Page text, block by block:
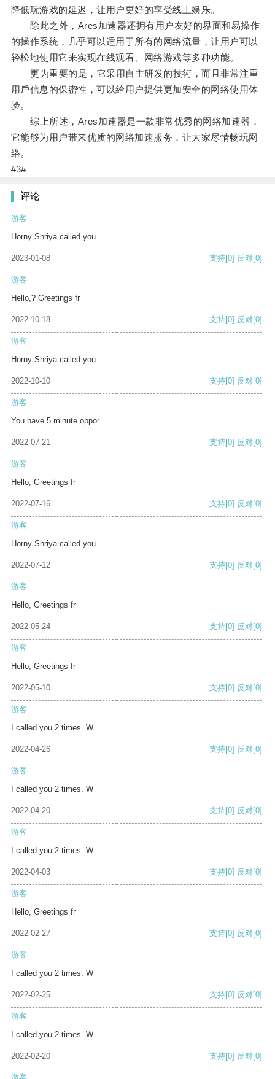
降低玩游戏的延迟，让用户更好的享受线上娱乐。
除此之外，Ares加速器还拥有用户友好的界面和易操作
的操作系统，几乎可以适用于所有的网络流量，让用户可以
轻松地使用它来实现在线观看、网络游戏等多种功能。
更为重要的是，它采用自主研发的技術，而且非常注重
用戶信息的保密性，可以給用户提供更加安全的网络使用体
验。
综上所述，Ares加速器是一款非常优秀的网络加速器，
它能够为用户带来优质的网络加速服务，让大家尽情畅玩网
络。
#3#
评论
游客
Horny Shriya called you
2023-01-08 支持[0] 反对[0]
游客
Hello,? Greetings fr
2022-10-18 支持[0] 反对[0]
游客
Horny Shriya called you
2022-10-10 支持[0] 反对[0]
游客
You have 5 minute oppor
2022-07-21 支持[0] 反对[0]
游客
Hello, Greetings fr
2022-07-16 支持[0] 反对[0]
游客
Horny Shriya called you
2022-07-12 支持[0] 反对[0]
游客
Hello, Greetings fr
2022-05-24 支持[0] 反对[0]
游客
Hello, Greetings fr
2022-05-10 支持[0] 反对[0]
游客
I called you 2 times. W
2022-04-26 支持[0] 反对[0]
游客
I called you 2 times. W
2022-04-20 支持[0] 反对[0]
游客
I called you 2 times. W
2022-04-03 支持[0] 反对[0]
游客
Hello, Greetings fr
2022-02-27 支持[0] 反对[0]
游客
I called you 2 times. W
2022-02-25 支持[0] 反对[0]
游客
I called you 2 times. W
2022-02-20 支持[0] 反对[0]